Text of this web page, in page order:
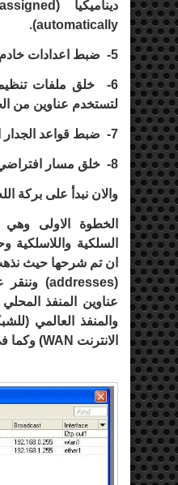
ديناميكياً (
automatically
).
5- ضبط اعدادات
6- خلق ملفات
لتستخدم عناوين من
7- ضبط قواعد
8- خلق مسار افتراضي
والان نبدأ على بركة
الخطوة الاولى وهي
السلكية
ان تم شرحها حيث
(
addresses) وننقر
عناوين المنفذ
والمنفذ العالمي
الانترنت WAN) وكما